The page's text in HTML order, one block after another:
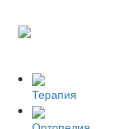
Терапия